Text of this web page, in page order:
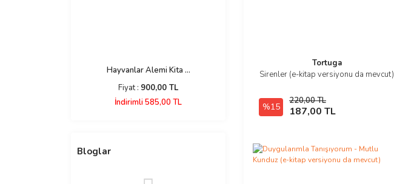
Hayvanlar Alemi Kita ...
Fiyat : 900,00 TL
İndirimli 585,00 TL
Bloglar
Tortuga
Sirenler (e-kitap versiyonu da mevcut)
%15
220,00 TL
187,00 TL
İncele
E-Kitap SATIN AL